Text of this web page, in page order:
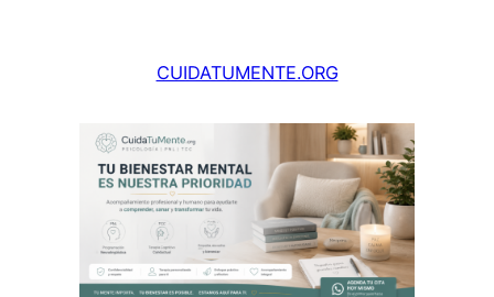
CUIDATUMENTE.ORG